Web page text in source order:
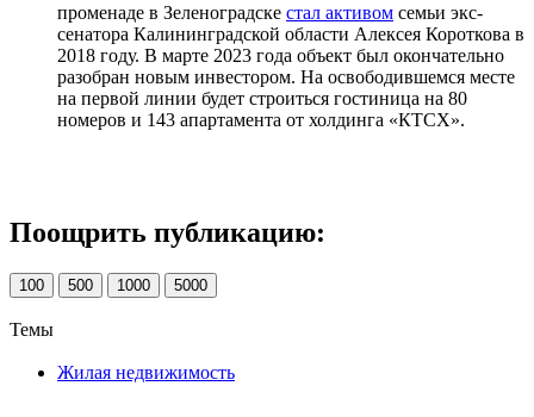
променаде в Зеленоградске стал активом семьи экс-
сенатора Калининградской области Алексея Короткова в
2018 году. В марте 2023 года объект был окончательно
разобран новым инвестором. На освободившемся месте
на первой линии будет строиться гостиница на 80
номеров и 143 апартамента от холдинга «КТСХ».
Поощрить публикацию:
100 500 1000 5000
Темы
Жилая недвижимость